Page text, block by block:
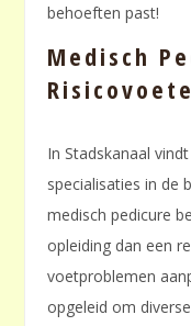
behoeften past!
Medisch
In Stadskanaal
specialisaties in de
medisch pedicure
opleiding dan een
voetproblemen
opgeleid om